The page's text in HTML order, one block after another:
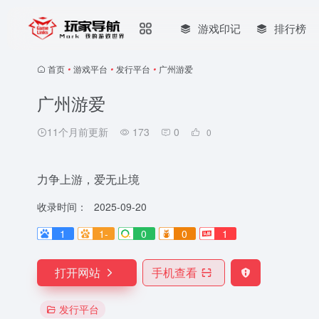
游戏印记 排行榜
首页 • 游戏平台 • 发行平台 • 广州游爱
广州游爱
11个月前更新 173 0 0
力争上游，爱无止境
收录时间：
2025-09-20
1
1- 0 0 1
打开网站 手机查看
发行平台